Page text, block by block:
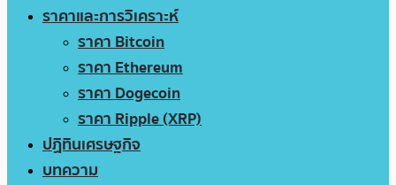
ราคาและการวิเคราะห์
ราคา Bitcoin
ราคา Ethereum
ราคา Dogecoin
ราคา Ripple (XRP)
ปฏิทินเศรษฐกิจ
บทความ